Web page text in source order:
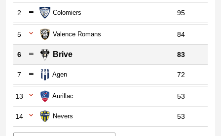
2 Colomiers 95
5 Valence Romans 84
6 Brive 83
7 Agen 72
13 Aurillac 53
14 Nevers 53